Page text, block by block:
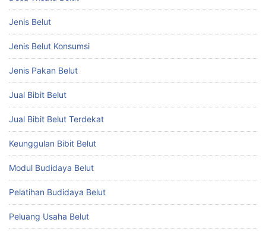
Jenis Belut
Jenis Belut Konsumsi
Jenis Pakan Belut
Jual Bibit Belut
Jual Bibit Belut Terdekat
Keunggulan Bibit Belut
Modul Budidaya Belut
Pelatihan Budidaya Belut
Peluang Usaha Belut